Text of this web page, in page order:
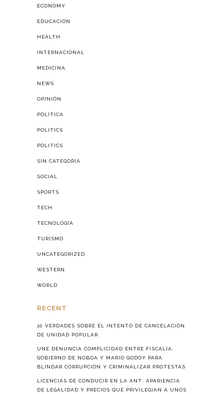
ECONOMY
EDUCACIÓN
HEALTH
INTERNACIONAL
MEDICINA
NEWS
OPINIÓN
POLÍTICA
POLITICS
POLITICS
SIN CATEGORÍA
SOCIAL
SPORTS
TECH
TECNOLOGÍA
TURISMO
UNCATEGORIZED
WESTERN
WORLD
RECENT
10 VERDADES SOBRE EL INTENTO DE CANCELACIÓN
DE UNIDAD POPULAR
UNE DENUNCIA COMPLICIDAD ENTRE FISCALÍA,
GOBIERNO DE NOBOA Y MARIO GODOY PARA
BLINDAR CORRUPCIÓN Y CRIMINALIZAR PROTESTAS
LICENCIAS DE CONDUCIR EN LA ANT: APARIENCIA
DE LEGALIDAD Y PRECIOS QUE PRIVILEGIAN A UNOS